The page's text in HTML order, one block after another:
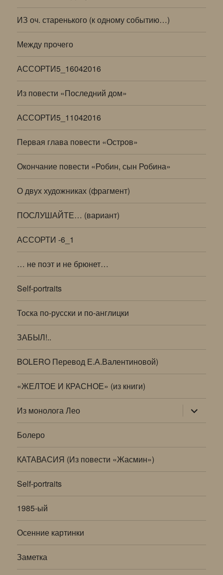
ИЗ оч. старенького (к одному событию…)
Между прочего
АССОРТИ5_16042016
Из повести «Последний дом»
АССОРТИ5_11042016
Первая глава повести «Остров»
Окончание повести «Робин, сын Робина»
О двух художниках (фрагмент)
ПОСЛУШАЙТЕ… (вариант)
АССОРТИ -6_1
… не поэт и не брюнет…
Self-portraits
Тоска по-русски и по-англицки
ЗАБЫЛ!..
BOLERO Перевод Е.А.Валентиновой)
«ЖЕЛТОЕ И КРАСНОЕ» (из книги)
Из монолога Лео раскрыть
дочернее
меню
Болеро
КАТАВАСИЯ (Из повести «Жасмин»)
Self-portraits
1985-ый
Осенние картинки
Заметка